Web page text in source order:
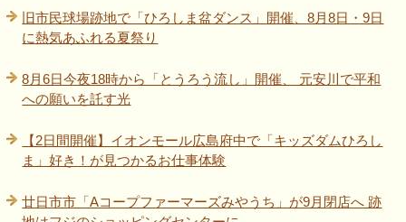
旧市民球場跡地で「ひろしま盆ダンス」開催、8月8日・9日
に熱気あふれる夏祭り
8月6日今夜18時から「とうろう流し」開催、 元安川で平和
への願いを託す光
【2日間開催】イオンモール広島府中で「キッズダムひろし
ま」好き！が見つかるお仕事体験
廿日市市「Aコープファーマーズみやうち」が9月閉店へ 跡